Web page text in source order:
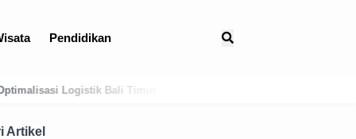
Pendidikan
Menguak Jejak Kuno: Asal-Usul Mitologis dan Hubungan Awal
Artikel